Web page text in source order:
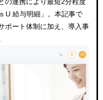
U 給与明細」。本記事で
ポート体制に加え、導入事